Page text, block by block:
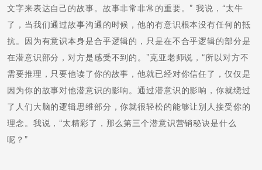
文字来表达自己的故事。故事非常非常的重要。” 我说，“太牛
了，当我们通过故事沟通的时候，他的有意识根本没有任何的抵
抗。因为有意识本身是合乎逻辑的，只是在不合乎逻辑的部分是
在潜意识部分，对方是感受不到的。”克亚老师说，“所以对方不
需要推理，只要他读了你的故事，他就已经对你信任了，仅仅是
因为你的故事对他潜意识的影响。通过潜意识的影响，你就绕过
了人们大脑的逻辑思维部分，你就很轻松的能够让别人接受你的
理念。我说，“太精彩了，那么第三个潜意识营销秘诀是什么
呢？”